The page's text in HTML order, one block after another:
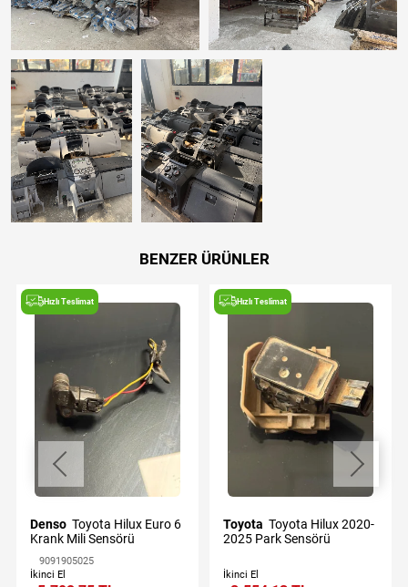
BENZER ÜRÜNLER
Hızlı Teslimat
Denso Toyota Hilux Euro 6
Krank Mili Sensörü
9091905025
İkinci El
Hızlı Teslimat
Toyota
2025 Park Sensörü
İkinci El